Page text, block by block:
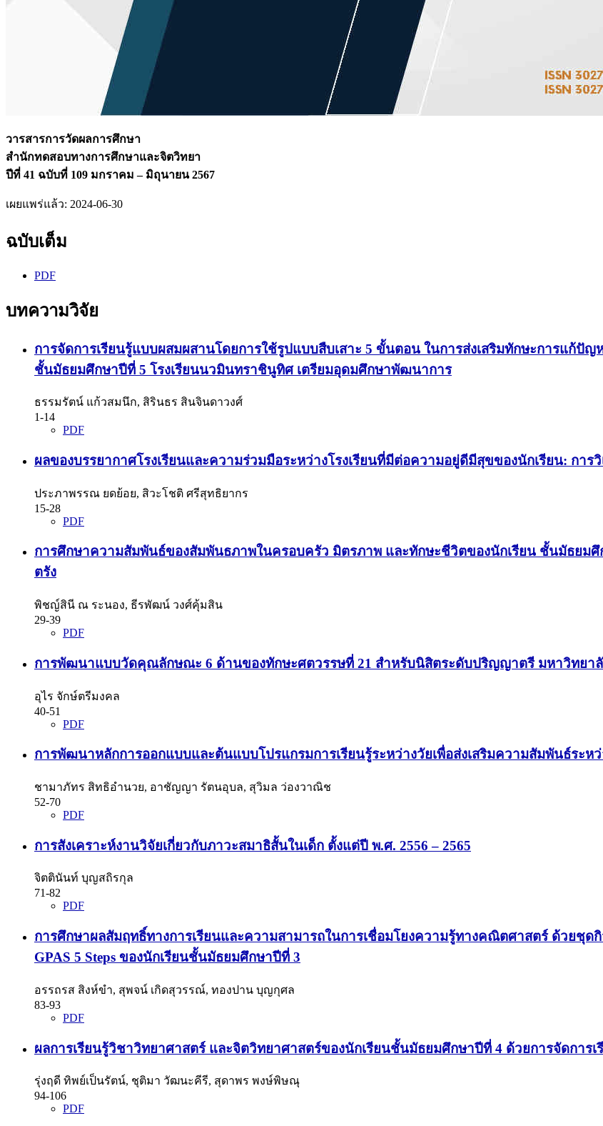
วารสารการวัดผลการศึกษา
สำนักทดสอบทางการศึกษาและจิตวิทยา
ปีที่ 41 ฉบับที่ 109 มกราคม – มิถุนายน 2567
เผยแพร่แล้ว: 2024-06-30
ฉบับเต็ม
PDF
บทความวิจัย
การจัดการเรียนรู้แบบผสมผสานโดยการใช้รูปแบบสืบเสาะ 5 ขั้นตอน ในการส่งเสริมทักษะการแก้ปัญ
ชั้นมัธยมศึกษาปีที่ 5 โรงเรียนนวมินทราชินูทิศ เตรียมอุดมศึกษาพัฒนาการ
ธรรมรัตน์ แก้วสมนึก, สิรินธร สินจินดาวงศ์
1-14
PDF
ผลของบรรยากาศโรงเรียนและความร่วมมือระหว่างโรงเรียนที่มีต่อความอยู่ดีมีสุขของนักเรียน: กา
ประภาพรรณ ยดย้อย, สิวะโชติ ศรีสุทธิยากร
15-28
PDF
การศึกษาความสัมพันธ์ของสัมพันธภาพในครอบครัว มิตรภาพ และทักษะชีวิตของนักเรียน ชั้นมัธยมศึ
ตรัง
พิชญ์สินี ณ ระนอง, ธีรพัฒน์ วงศ์คุ้มสิน
29-39
PDF
การพัฒนาแบบวัดคุณลักษณะ 6 ด้านของทักษะศตวรรษที่ 21 สำหรับนิสิตระดับปริญญาตรี มหาวิทยา
อุไร จักษ์ตรีมงคล
40-51
PDF
การพัฒนาหลักการออกแบบและต้นแบบโปรแกรมการเรียนรู้ระหว่างวัยเพื่อส่งเสริมความสัมพันธ์ระหว่
ชามาภัทร สิทธิอำนวย, อาชัญญา รัตนอุบล, สุวิมล ว่องวาณิช
52-70
PDF
การสังเคราะห์งานวิจัยเกี่ยวกับภาวะสมาธิสั้นในเด็ก ตั้งแต่ปี พ.ศ. 2556 – 2565
จิตตินันท์ บุญสถิรกุล
71-82
PDF
การศึกษาผลสัมฤทธิ์ทางการเรียนและความสามารถในการเชื่อมโยงความรู้ทางคณิตศาสตร์ ด้วยชุด
GPAS 5 Steps ของนักเรียนชั้นมัธยมศึกษาปีที่ 3
อรรถรส สิงห์ขำ, สุพจน์ เกิดสุวรรณ์, ทองปาน บุญกุศล
83-93
PDF
ผลการเรียนรู้วิชาวิทยาศาสตร์ และจิตวิทยาศาสตร์ของนักเรียนชั้นมัธยมศึกษาปีที่ 4 ด้วยการจัดการ
รุ่งฤดี ทิพย์เป็นรัตน์, ชุติมา วัฒนะคีรี, สุดาพร พงษ์พิษณุ
94-106
PDF